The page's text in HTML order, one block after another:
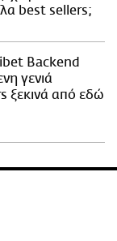
best sellers;
Backend
γενιά
ξεκινά από εδώ